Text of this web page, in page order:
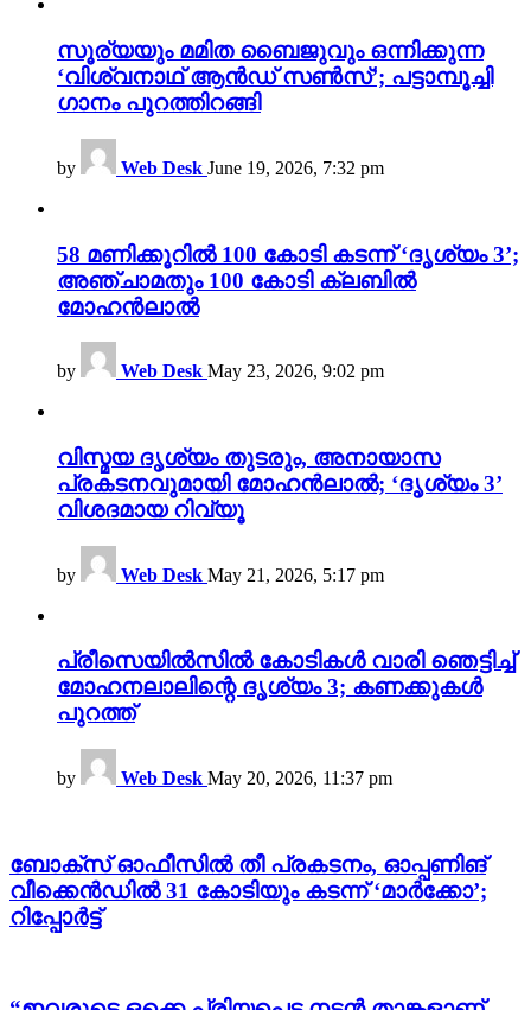
സൂര്യയും മമിത ബൈജുവും ഒന്നിക്കുന്ന
‘വിശ്വനാഥ് ആൻഡ് സൺസ്’; പട്ടാമ്പൂച്ചി
ഗാനം പുറത്തിറങ്ങി
by Web Desk June 19, 2026, 7:32 pm
58 മണിക്കൂറിൽ 100 കോടി കടന്ന് ‘ദൃശ്യം 3’;
അഞ്ചാമതും 100 കോടി ക്ലബിൽ
മോഹൻലാൽ
by Web Desk May 23, 2026, 9:02 pm
വിസ്മയ ദൃശ്യം തുടരും, അനായാസ
പ്രകടനവുമായി മോഹൻലാൽ; ‘ദൃശ്യം 3’
വിശദമായ റിവ്യൂ
by Web Desk May 21, 2026, 5:17 pm
പ്രീസെയിൽസിൽ കോടികൾ വാരി ഞെട്ടിച്ച്
മോഹനലാലിന്റെ ദൃശ്യം 3; കണക്കുകൾ
പുറത്ത്
by Web Desk May 20, 2026, 11:37 pm
ബോക്സ് ഓഫീസിൽ തീ പ്രകടനം, ഓപ്പണിങ്
വീക്കെൻഡിൽ 31 കോടിയും കടന്ന് ‘മാർക്കോ’;
റിപ്പോർട്ട്